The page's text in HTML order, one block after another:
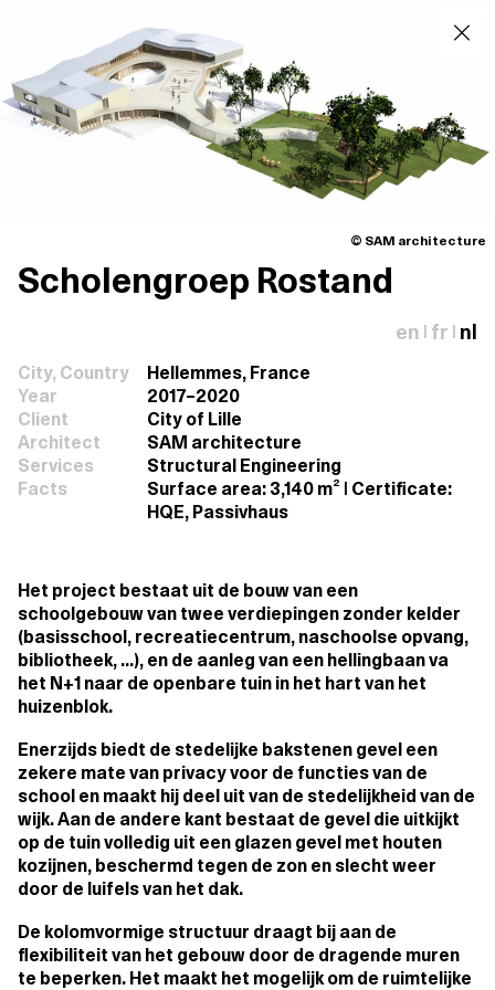
© SAM architecture
Scholengroep Rostand
en fr nl
City, Country
Hellemmes, France
Year
2017–2020
Client
City of Lille
Architect
SAM architecture
Services
Structural Engineering
Facts
Surface area: 3,140 m² | Certificate:
HQE, Passivhaus
Het project bestaat uit de bouw van een
schoolgebouw van twee verdiepingen zonder kelder
(basisschool, recreatiecentrum, naschoolse opvang,
bibliotheek, ...), en de aanleg van een hellingbaan va
het N+1 naar de openbare tuin in het hart van het
huizenblok.
Enerzijds biedt de stedelijke bakstenen gevel een
zekere mate van privacy voor de functies van de
school en maakt hij deel uit van de stedelijkheid van de
wijk. Aan de andere kant bestaat de gevel die uitkijkt
op de tuin volledig uit een glazen gevel met houten
kozijnen, beschermd tegen de zon en slecht weer
door de luifels van het dak.
De kolomvormige structuur draagt bij aan de
flexibiliteit van het gebouw door de dragende muren
te beperken. Het maakt het mogelijk om de ruimtelijke